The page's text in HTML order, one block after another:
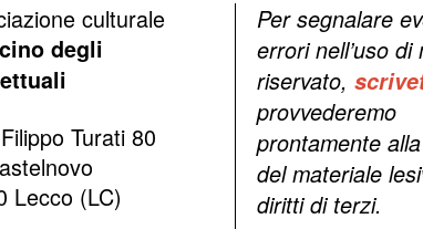
culturale
degli
Turati 80
Lecco (LC)
Per segnalare
errori nell’uso di
riservato,
provvederemo
prontamente
del materiale
diritti di terzi.